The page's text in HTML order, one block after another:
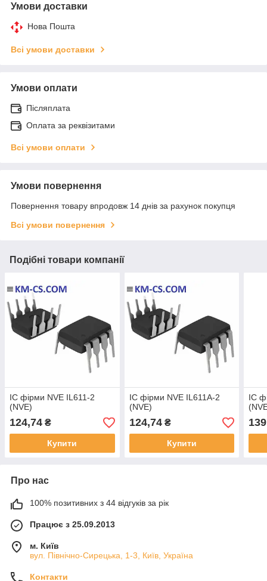
Умови доставки
Нова Пошта
Всі умови доставки
Умови оплати
Післяплата
Оплата за реквізитами
Всі умови оплати
Умови повернення
Повернення товару впродовж 14 днів за рахунок покупця
Всі умови повернення
Подібні товари компанії
ІС фірми NVE IL611-2
(NVE)
124,74 ₴
Купити
ІС фірми NVE IL611A-2
(NVE)
124,74₴
Купити
ІС
Про нас
100% позитивних з 44 відгуків за рік
Працює з 25.09.2013
м. Київ
вул. Північно-Сирецька, 1-3, Київ, Україна
Контакти